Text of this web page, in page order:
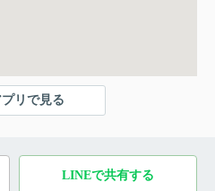
リで見る
LINEで共有する